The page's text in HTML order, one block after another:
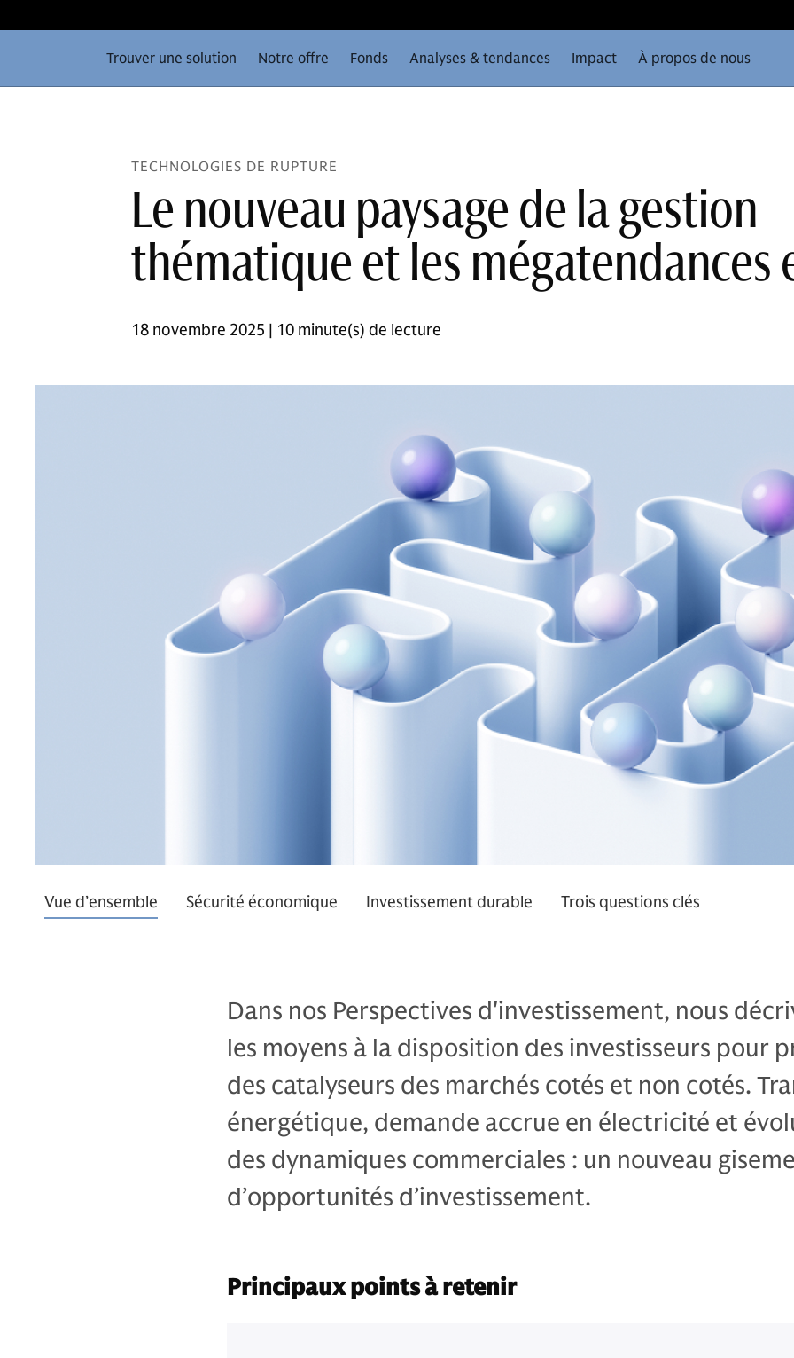
Trouver une solution Notre offre Fonds Analyses & tendances Impact À propos de nous
TECHNOLOGIES DE RUPTURE
Le nouveau paysage de la gestion
thématique et les mégatendances
18 novembre 2025 | 10 minute(s) de lecture
Vue d’ensemble Sécurité économique Investissement durable Trois questions clés
Dans nos Perspectives d'investissement, nous
les moyens à la disposition des investisseurs pour
des catalyseurs des marchés cotés et non cotés.
énergétique, demande accrue en électricité et
des dynamiques commerciales : un nouveau
d’opportunités d’investissement.
Principaux points à retenir